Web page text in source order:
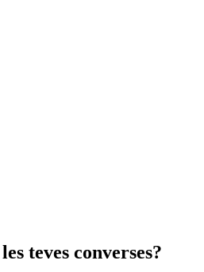
teves converses?